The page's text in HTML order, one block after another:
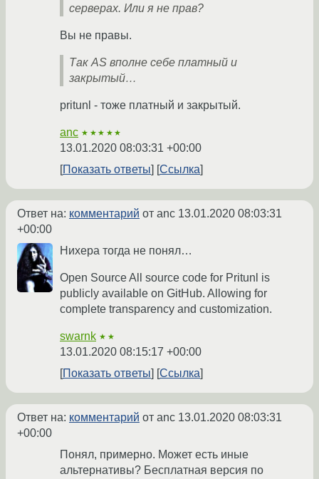
серверах. Или я не прав?
Вы не правы.
Так AS вполне себе платный и
закрытый…
pritunl - тоже платный и закрытый.
anc ★★★★★
13.01.2020 08:03:31 +00:00
Показать ответы
Ссылка
Ответ на: комментарий от anc 13.01.2020 08:03:31
+00:00
Нихера тогда не понял…
Open Source All source code for Pritunl is
publicly available on GitHub. Allowing for
complete transparency and customization.
swarnk ★★
13.01.2020 08:15:17 +00:00
Показать ответы
Ссылка
Ответ на: комментарий от anc 13.01.2020 08:03:31
+00:00
Понял, примерно. Может есть иные
альтернативы? Бесплатная версия по